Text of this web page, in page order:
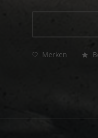
Merken